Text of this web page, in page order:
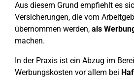
Aus diesem Grund empfiehlt es
Versicherungen, die vom
übernommen werden, als
machen.
In der Praxis ist ein Abzug im
Werbungskosten vor allem bei